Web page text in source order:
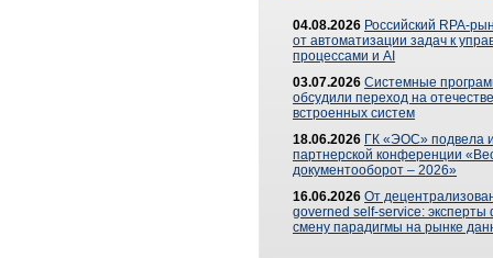
04.08.2026 Российский RPA-
от автоматизации задач к
процессами и AI
03.07.2026 Системные
обсудили переход на
встроенных систем
18.06.2026 ГК «ЭОС» подвела
партнерской конференции
документооборот – 2026»
16.06.2026 От
governed self-service: эксперты
смену парадигмы на рынке